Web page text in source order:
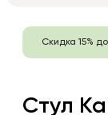
Скидка 15%
Стул